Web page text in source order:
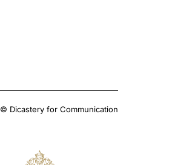
Dicastery for Communication